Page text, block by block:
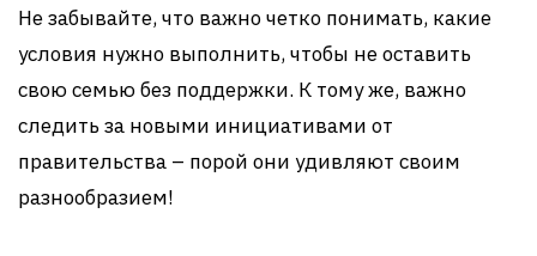
Не забывайте, что важно четко понимать, какие
условия нужно выполнить, чтобы не оставить
свою семью без поддержки. К тому же, важно
следить за новыми инициативами от
правительства – порой они удивляют своим
разнообразием!